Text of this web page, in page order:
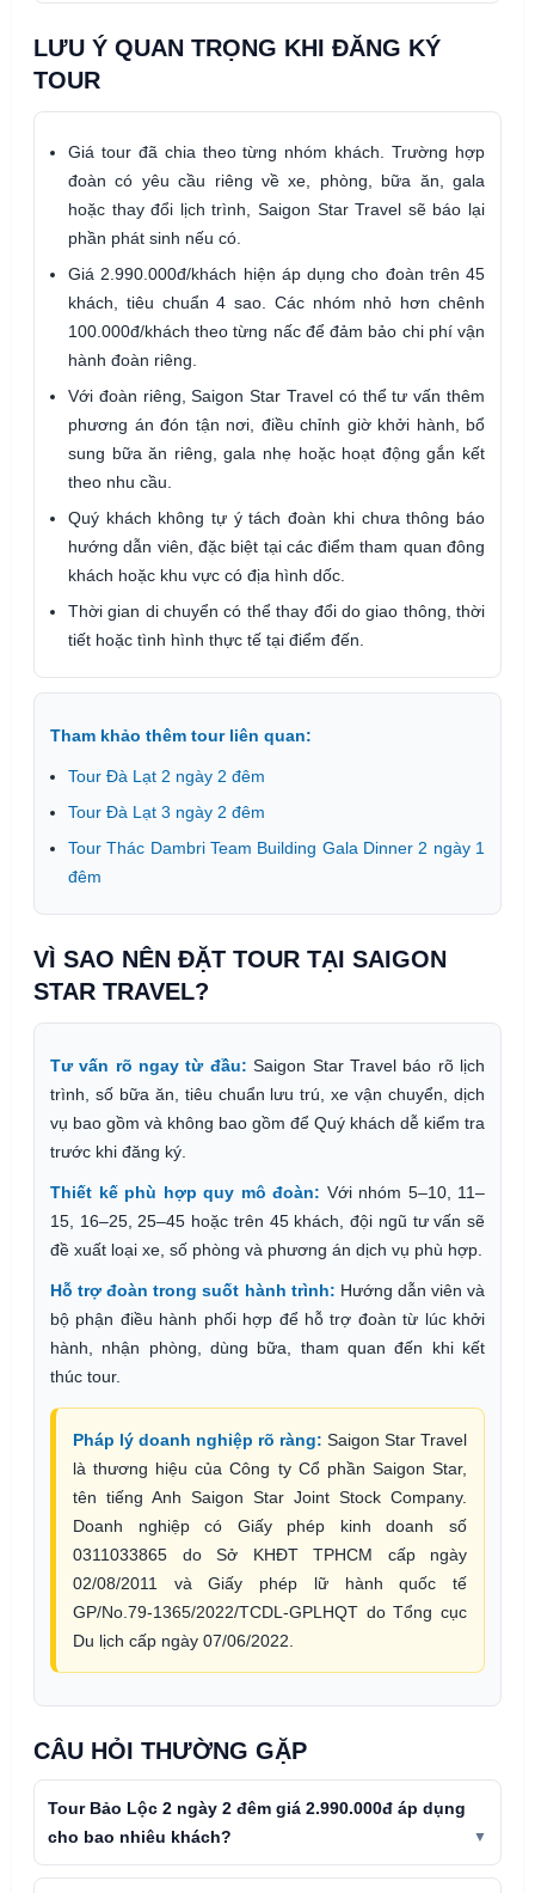
LƯU Ý QUAN TRỌNG KHI ĐĂNG KÝ
TOUR
Giá tour đã chia theo từng nhóm khách. Trường hợp
đoàn có yêu cầu riêng về xe, phòng, bữa ăn, gala
hoặc thay đổi lịch trình, Saigon Star Travel sẽ báo lại
phần phát sinh nếu có.
Giá 2.990.000đ/khách hiện áp dụng cho đoàn trên 45
khách, tiêu chuẩn 4 sao. Các nhóm nhỏ hơn chênh
100.000đ/khách theo từng nấc để đảm bảo chi phí vận
hành đoàn riêng.
Với đoàn riêng, Saigon Star Travel có thể tư vấn thêm
phương án đón tận nơi, điều chỉnh giờ khởi hành, bổ
sung bữa ăn riêng, gala nhẹ hoặc hoạt động gắn kết
theo nhu cầu.
Quý khách không tự ý tách đoàn khi chưa thông báo
hướng dẫn viên, đặc biệt tại các điểm tham quan đông
khách hoặc khu vực có địa hình dốc.
Thời gian di chuyển có thể thay đổi do giao thông, thời
tiết hoặc tình hình thực tế tại điểm đến.
Tham khảo thêm tour liên quan:
Tour Đà Lạt 2 ngày 2 đêm
Tour Đà Lạt 3 ngày 2 đêm
Tour Thác Dambri Team Building Gala Dinner 2 ngày 1
đêm
VÌ SAO NÊN ĐẶT TOUR TẠI SAIGON
STAR TRAVEL?
Tư vấn rõ ngay từ đầu: Saigon Star Travel báo rõ lịch
trình, số bữa ăn, tiêu chuẩn lưu trú, xe vận chuyển, dịch
vụ bao gồm và không bao gồm để Quý khách dễ kiểm tra
trước khi đăng ký.
Thiết kế phù hợp quy mô đoàn: Với nhóm 5–10, 11–
15, 16–25, 25–45 hoặc trên 45 khách, đội ngũ tư vấn sẽ
đề xuất loại xe, số phòng và phương án dịch vụ phù hợp.
Hỗ trợ đoàn trong suốt hành trình: Hướng dẫn viên và
bộ phận điều hành phối hợp để hỗ trợ đoàn từ lúc khởi
hành, nhận phòng, dùng bữa, tham quan đến khi kết
thúc tour.
Pháp lý doanh nghiệp rõ ràng: Saigon Star Travel
là thương hiệu của Công ty Cổ phần Saigon Star,
tên tiếng Anh Saigon Star Joint Stock Company.
Doanh nghiệp có Giấy phép kinh doanh số
0311033865 do Sở KHĐT TPHCM cấp ngày
02/08/2011 và Giấy phép lữ hành quốc tế
GP/No.79-1365/2022/TCDL-GPLHQT do Tổng cục
Du lịch cấp ngày 07/06/2022.
CÂU HỎI THƯỜNG GẶP
Tour Bảo Lộc 2 ngày 2 đêm giá 2.990.000đ áp dụng
cho bao nhiêu khách?